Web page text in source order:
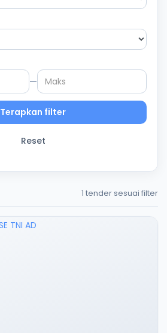
—
Terapkan filter
Reset
1 tender sesuai filter